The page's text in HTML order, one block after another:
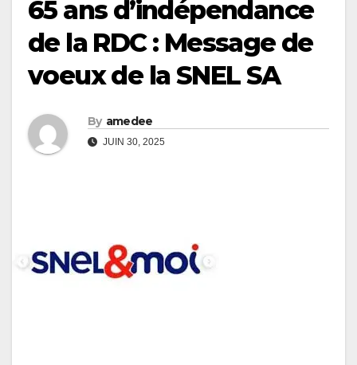
65 ans d’indépendance
de la RDC : Message de
voeux de la SNEL SA
By amedee
JUIN 30, 2025